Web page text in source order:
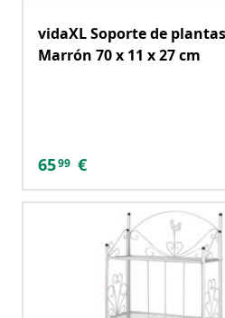
vidaXL Soporte de
Marrón 70 x 11 x 27 cm
6599 €